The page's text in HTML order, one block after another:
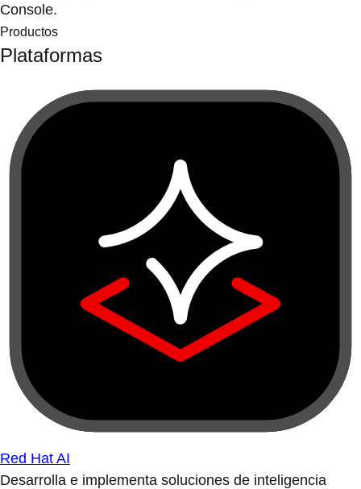
Console.
Productos
Plataformas
Red Hat AI
Desarrolla e implementa soluciones de inteligencia